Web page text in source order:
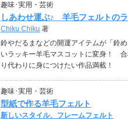
趣味･実用・芸術
しあわせ運ぶ♪ 羊毛フェルトの
Chiku Chiku 著
鈴やだるまなどの開運アイテムが「鈴
いラッキー羊毛マスコットに変身！
り代わりに身につけたい作品満載！
趣味･実用・芸術
型紙で作る羊毛フェルト
新しいスタイル、フレームフェルト